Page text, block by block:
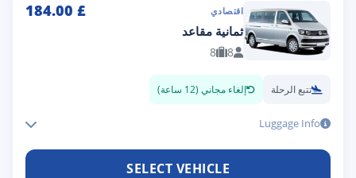
اقتصادي £
184.00
ثمانية مقاعد
8
8
تتبع الرحلة إلغاء مجاني (12 ساعة)
Luggage Info
SELECT VEHICLE